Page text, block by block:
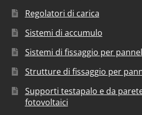
Regolatori di carica
Sistemi di accumulo
Sistemi di fissaggio per
Strutture di fissaggio per
Supporti testapalo e da
fotovoltaici